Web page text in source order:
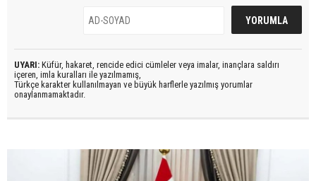
UYARI: Küfür, hakaret, rencide edici cümleler veya imalar, inançlara saldırı
içeren, imla kuralları ile yazılmamış,
Türkçe karakter kullanılmayan ve büyük harflerle yazılmış yorumlar
onaylanmamaktadır.